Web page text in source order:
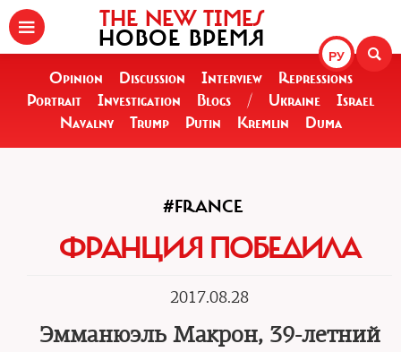
РУ
THE NEW TIMES
НОВОЕ ВРЕМЯ
Opinion Discussion Interview
Repressions
Portrait
Investigation Blogs / Ukraine
Israel
Navalny
Trump Putin Kremlin Duma
#FRANCE
ФРАНЦИЯ ПОБЕДИЛА
2017.08.28
Эмманюэль Макрон, 39-летний